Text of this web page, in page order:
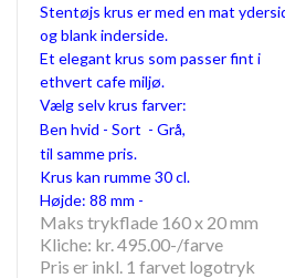
Stentøjs krus er med en mat
og blank inderside.
Et elegant krus som passer fint i
ethvert cafe miljø.
Vælg selv krus farver:
Ben hvid - Sort - Grå,
til samme pris.
Krus kan rumme 30 cl.
Højde: 88 mm -
Maks trykflade 160 x 20 mm
Kliche: kr. 495.00-/farve
Pris er inkl. 1 farvet logotryk